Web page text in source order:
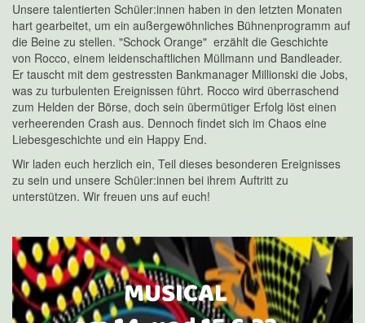
Unsere talentierten Schüler:innen haben in den letzten Monaten
hart gearbeitet, um ein außergewöhnliches Bühnenprogramm auf
die Beine zu stellen. "Schock Orange" erzählt die Geschichte
von Rocco, einem leidenschaftlichen Müllmann und Bandleader.
Er tauscht mit dem gestressten Bankmanager Millionski die Jobs,
was zu turbulenten Ereignissen führt. Rocco wird überraschend
zum Helden der Börse, doch sein übermütiger Erfolg löst einen
verheerenden Crash aus. Dennoch findet sich im Chaos eine
Liebesgeschichte und ein Happy End.
Wir laden euch herzlich ein, Teil dieses besonderen Ereignisses
zu sein und unsere Schüler:innen bei ihrem Auftritt zu
unterstützen. Wir freuen uns auf euch!